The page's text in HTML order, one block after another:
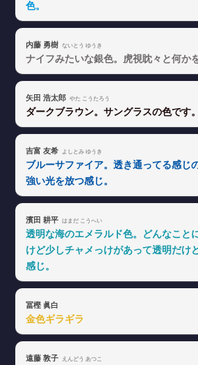
色。
内藤 勇樹 ないとう ゆうき
ナイフみたいな銀色。虎視眈々と何か
矢田 浩太郎 やた こうたろう
ダークブラウン。サングラスの色です。
吉富 友希 よしとみ ゆうき
ブルーサファイア。透き通ってる感じ
強い光を放つ感じ。
濱田 耕平 はまだ こうへい
透明な海のエメラルド色。どんなこと
けど少しチャメっけがあって透明だけ
感じ。
冨樫 眞白
金色ギラギラ
遠藤 敦子 えんどう あつこ